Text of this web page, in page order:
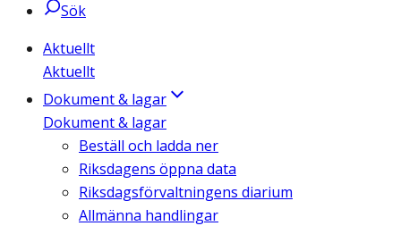
Sök
Aktuellt
Aktuellt
Dokument & lagar
Dokument & lagar
Beställ och ladda ner
Riksdagens öppna data
Riksdagsförvaltningens diarium
Allmänna handlingar